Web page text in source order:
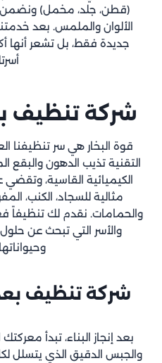
(قطن، جلد، مخمل) ونضمن
الألوان والملمس. بعد
جديدة فقط، بل تشعر أنها
شركة تنظيف
قوة البخار هي سر تنظيفنا
التقنية تذيب الدهون
الكيميائية القاسية، وتقضي
مثالية للسجاد، الكنب،
والحمامات. نقدم لك تنظيفاً
والأسر التي تبحث عن
شركة تنظيف بعد
بعد إنجاز البناء، تبدأ
والجبس الدقيق الذي يتسلل